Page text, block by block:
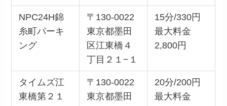
NPC24H錦
糸町パーキ
ング
〒130-0022
東京都墨田
区江東橋４
丁目２１−１
15分/330円
最大料金
2,800円
タイムズ江
東橋第２１
〒130-0022
東京都墨田
20分/200円
最大料金